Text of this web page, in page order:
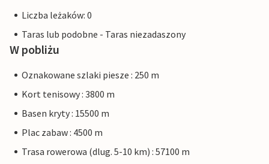
Liczba leżaków: 0
Taras lub podobne - Taras niezadaszony
W pobliżu
Oznakowane szlaki piesze : 250 m
Kort tenisowy : 3800 m
Basen kryty : 15500 m
Plac zabaw : 4500 m
Trasa rowerowa (dlug. 5-10 km) : 57100 m